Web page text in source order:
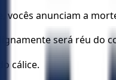
vocês anunciam a
será réu do
cálice.